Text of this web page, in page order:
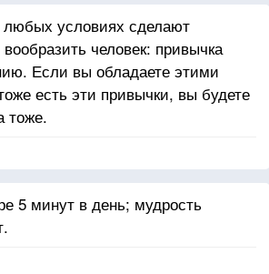
любых условиях сделают
человек: привычка
Если вы обладаете этими
есть эти привычки, вы будете
тоже.
5 минут в день; мудрость